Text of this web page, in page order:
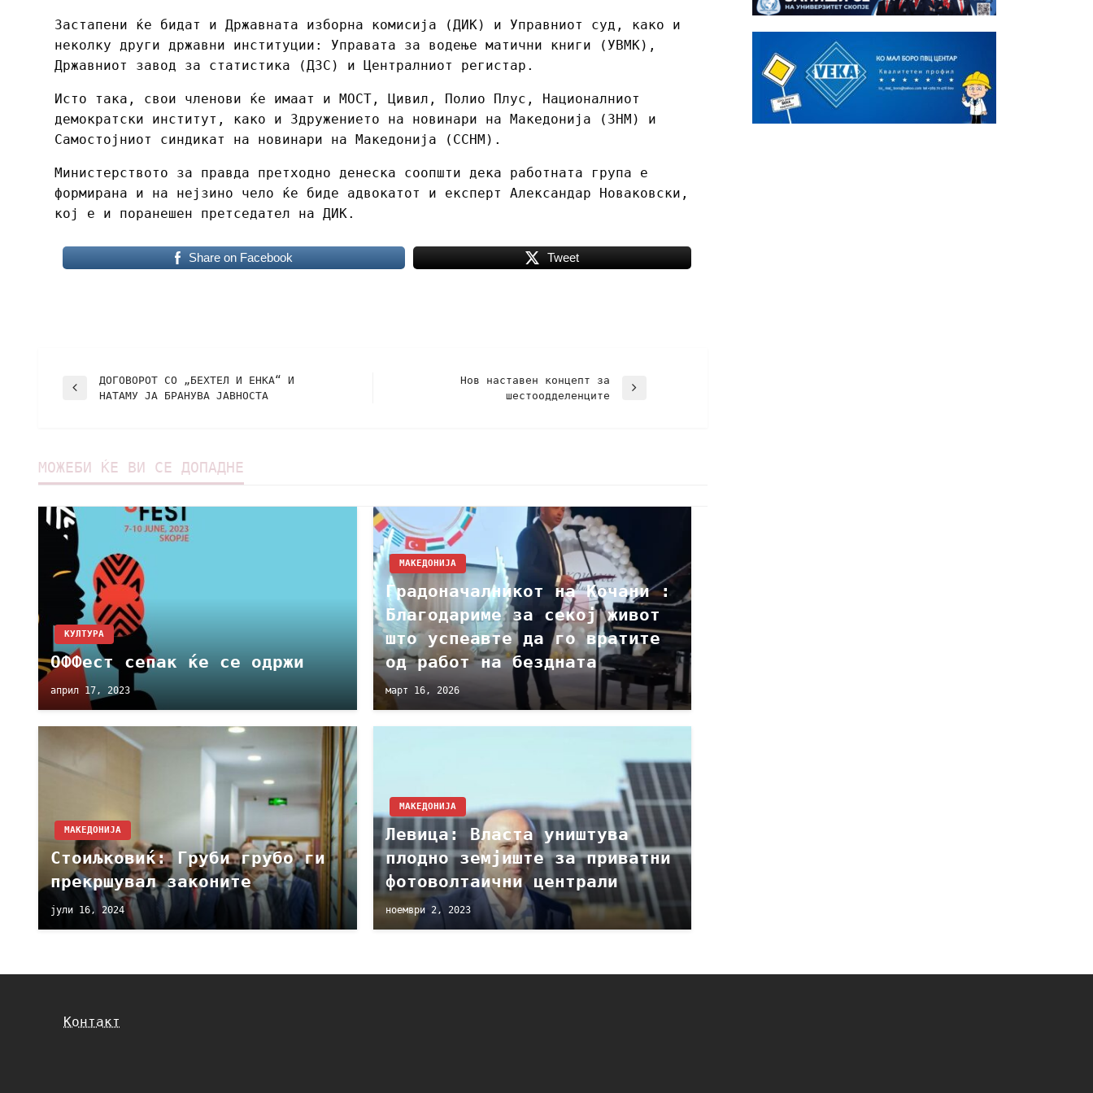
Застапени ќе бидат и Државната изборна комисија (ДИК) и Управниот суд, како и
неколку други државни институции: Управата за водење матични книги (УВМК),
Државниот завод за статистика (ДЗС) и Централниот регистар.
Исто така, свои членови ќе имаат и МОСТ, Цивил, Полио Плус, Националниот
демократски институт, како и Здружението на новинари на Македонија (ЗНМ) и
Самостојниот синдикат на новинари на Македонија (ССНМ).
Министерството за правда претходно денеска соопшти дека работната група е
формирана и на нејзино чело ќе биде адвокатот и експерт Александар Новаковски,
кој е и поранешен претседател на ДИК.
Share on Facebook Tweet
ДОГОВОРОТ СО „БЕХТЕЛ И ЕНКА“ И
НАТАМУ ЈА БРАНУВА ЈАВНОСТА
Нов наставен концепт за
шестоодделенците
МОЖЕБИ ЌЕ ВИ СЕ ДОПАДНЕ
КУЛТУРА
ОФФест сепак ќе се одржи
април 17, 2023
МАКЕДОНИЈА
Градоначалникот на Кочани :
Благодариме за секој живот
што успеавте да го вратите
од работ на бездната
март 16, 2026
МАКЕДОНИЈА
Стоиљковиќ: Груби грубо ги
прекршувал законите
јули 16, 2024
МАКЕДОНИЈА
Левица: Власта уништува
плодно земјиште за приватни
фотоволтаични централи
ноември 2, 2023
Контакт